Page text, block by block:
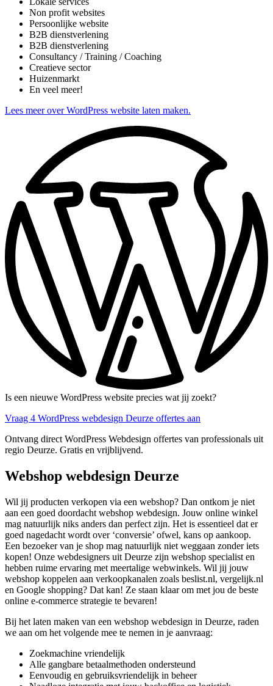
Non profit websites
Persoonlijke website
B2B dienstverlening
B2B dienstverlening
Consultancy / Training / Coaching
Creatieve sector
Huizenmarkt
En veel meer!
Lees meer over WordPress website laten maken.
Is een nieuwe WordPress website precies wat jij zoekt?
Vraag 4 WordPress webdesign Deurze offertes aan
Ontvang direct WordPress Webdesign offertes van professionals uit
regio Deurze. Gratis en vrijblijvend.
Webshop webdesign Deurze
Wil jij producten verkopen via een webshop? Dan ontkom je niet
aan een goed doordacht webshop webdesign. Jouw online winkel
mag natuurlijk niks anders dan perfect zijn. Het is essentieel dat er
goed nagedacht wordt over ‘conversie’ ofwel, kans op aankoop.
Een bezoeker van je shop mag natuurlijk niet weggaan zonder iets
kopen! Onze webdesigners uit Deurze zijn webshop specialist en
hebben ruime ervaring met meertalige webwinkels. Wil jij jouw
webshop koppelen aan verkoopkanalen zoals beslist.nl, vergelijk.nl
en Google shopping? Dat kan! Ze staan klaar om met jou de beste
online e-commerce strategie te bevaren!
Bij het laten maken van een webshop webdesign in Deurze, raden
we aan om het volgende mee te nemen in je aanvraag:
Zoekmachine vriendelijk
Alle gangbare betaalmethoden ondersteund
Eenvoudig en gebruiksvriendelijk in beheer